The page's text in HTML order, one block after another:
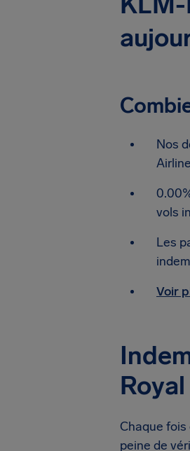
Nos
vols
Les
Voir
Chaque fois
peine de